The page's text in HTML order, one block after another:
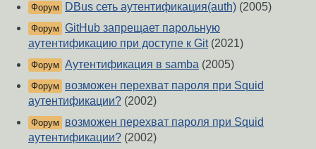
Форум DBus сеть аутентификация(auth) (2005)
Форум GitHub запрещает парольную
аутентификацию при доступе к Git(2021)
Форум Аутентификация в samba (2005)
Форум
возможен перехват пароля при Squid
аутентификации? (2002)
Форум
возможен перехват пароля при Squid
аутентификации? (2002)